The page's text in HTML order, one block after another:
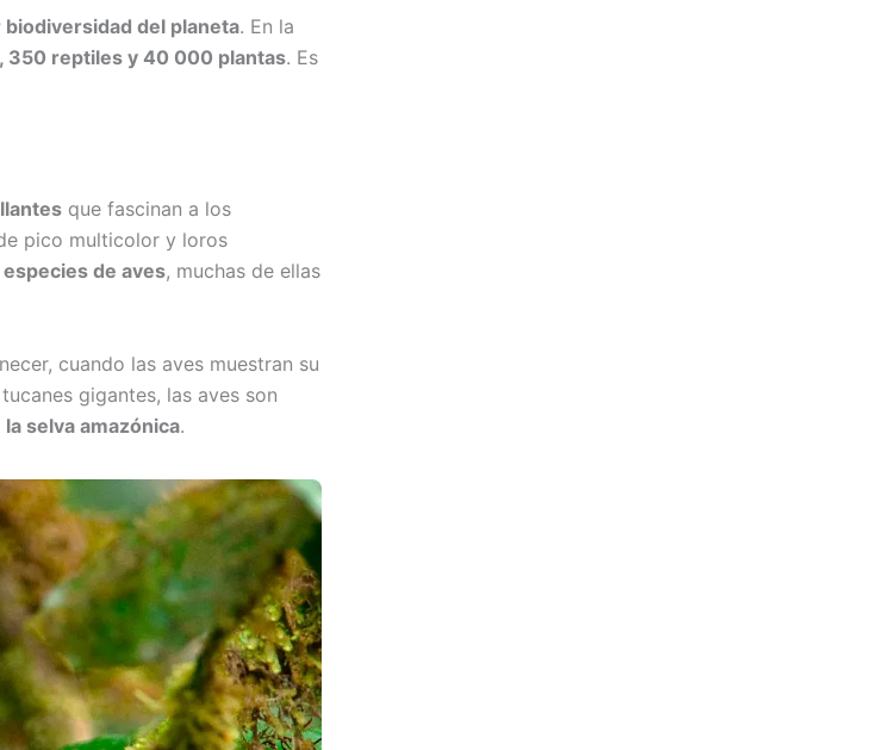
del planeta. En la
350 reptiles y 40 000 plantas. Es
que fascinan a los
pico multicolor y loros
de aves, muchas de ellas
cuando las aves muestran su
gigantes, las aves son
selva amazónica.